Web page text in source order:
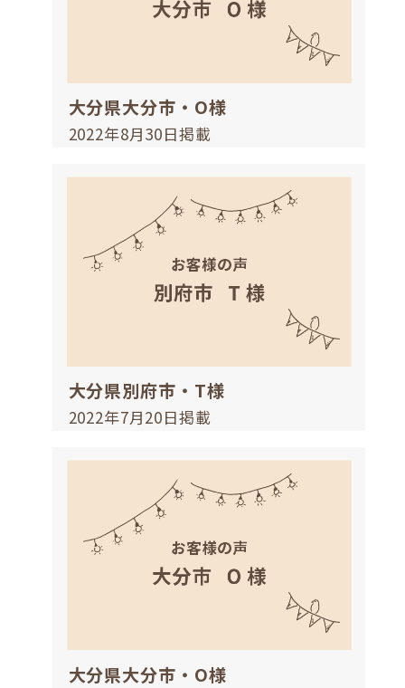
大分県大分市・O様
2022年8月30日掲載
大分県別府市・T様
2022年7月20日掲載
大分県大分市・O様